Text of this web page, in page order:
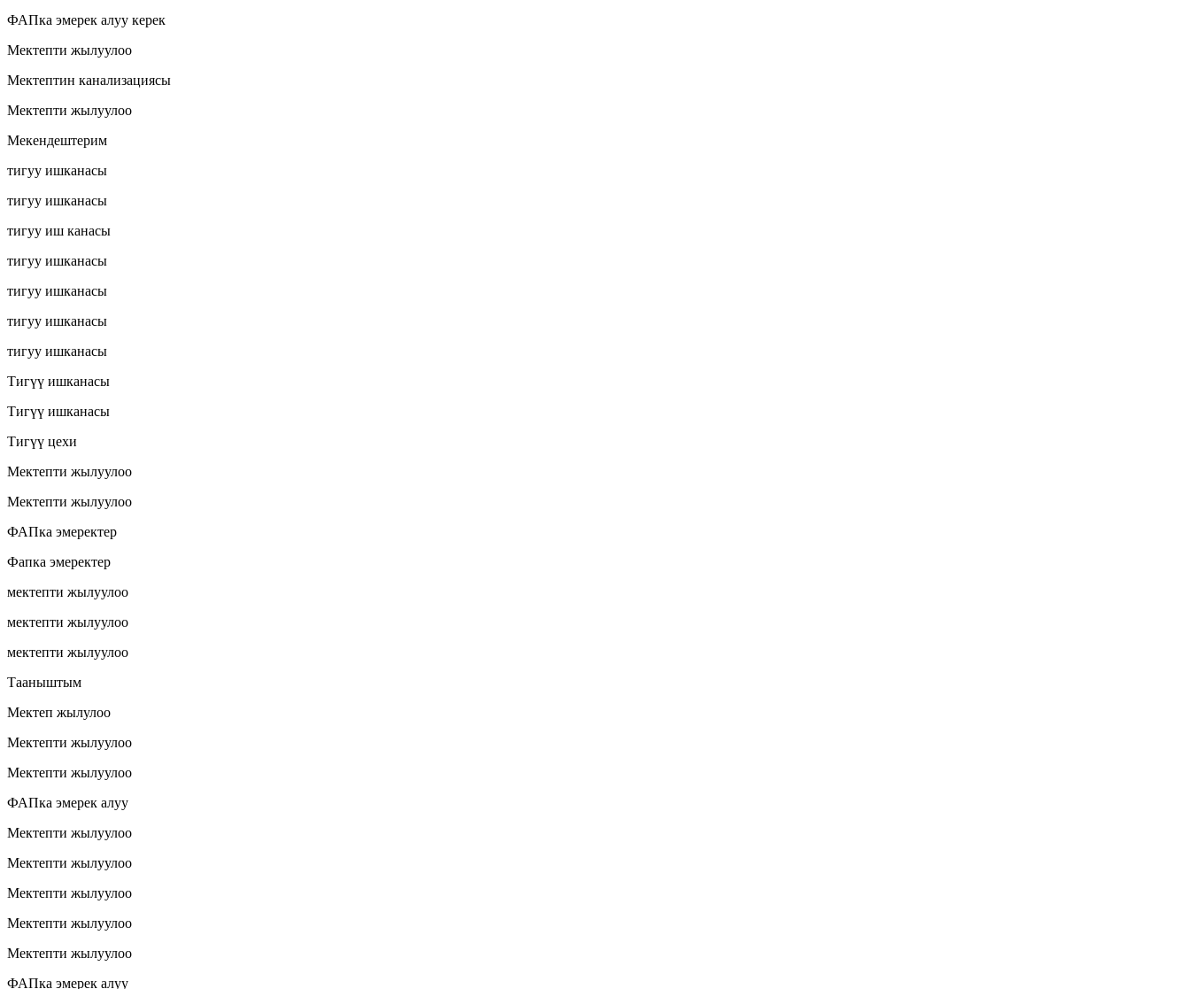
ФАПка эмерек алуу керек
Мектепти жылуулоо
Мектептин канализациясы
Мектепти жылуулоо
Мекендештерим
тигуу ишканасы
тигуу ишканасы
тигуу иш канасы
тигуу ишканасы
тигуу ишканасы
тигуу ишканасы
тигуу ишканасы
Тигүү ишканасы
Тигүү ишканасы
Тигүү цехи
Мектепти жылуулоо
Мектепти жылуулоо
ФАПка эмеректер
Фапка эмеректер
мектепти жылуулоо
мектепти жылуулоо
мектепти жылуулоо
Тааныштым
Мектеп жылулоо
Мектепти жылуулоо
Мектепти жылуулоо
ФАПка эмерек алуу
Мектепти жылуулоо
Мектепти жылуулоо
Мектепти жылуулоо
Мектепти жылуулоо
Мектепти жылуулоо
ФАПка эмерек алуу